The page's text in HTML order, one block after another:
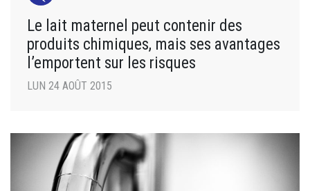
Le lait maternel peut contenir des
produits chimiques, mais ses avantages
l’emportent sur les risques
LUN 24 AOÛT 2015